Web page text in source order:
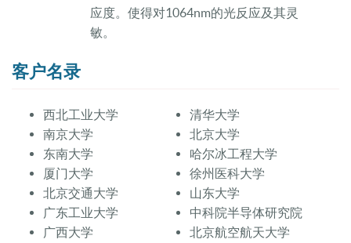
应度。使得对1064nm的光反应及其灵
敏。
客户名录
西北工业大学
南京大学
东南大学
厦门大学
北京交通大学
广东工业大学
广西大学
清华大学
北京大学
哈尔冰工程大学
徐州医科大学
山东大学
中科院半导体研究院
北京航空航天大学